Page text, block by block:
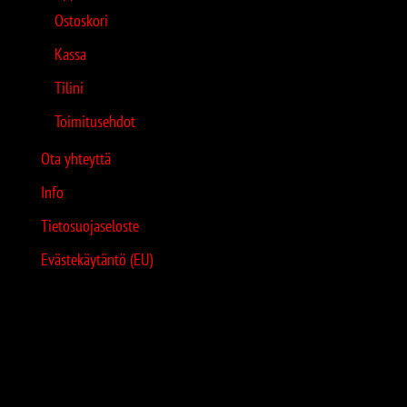
Ostoskori
Kassa
Tilini
Toimitusehdot
Ota yhteyttä
Info
Tietosuojaseloste
Evästekäytäntö (EU)